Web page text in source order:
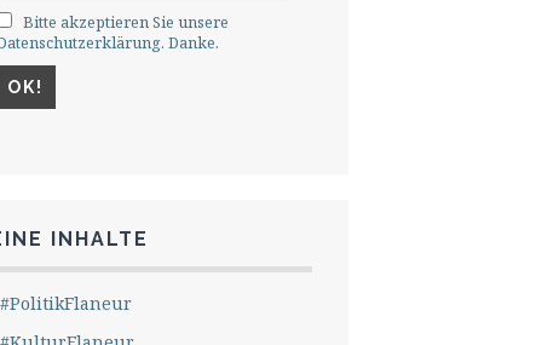
Bitte akzeptieren Sie unsere
Danke.
INHALTE
#PolitikFlaneur